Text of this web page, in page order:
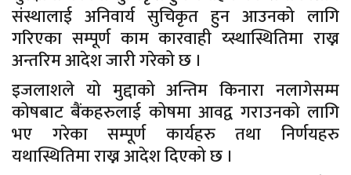
संस्थालाई अनिवार्य सुचिकृत हुन आउनको लागि
गरिएका सम्पूर्ण काम कारवाही य्स्थास्थितिमा राख्न
अन्तरिम आदेश जारी गरेको छ ।
इजलाशले यो मुद्दाको अन्तिम किनारा नलागेसम्म
कोषबाट बैंकहरुलाई कोषमा आवद्व गराउनको लागि
भए गरेका सम्पूर्ण कार्यहरु तथा निर्णयहरु
यथास्थितिमा राख्न आदेश दिएको छ ।